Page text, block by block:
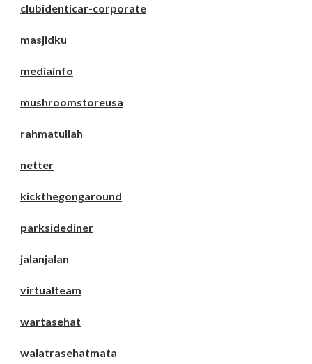
clubidenticar-corporate
masjidku
mediainfo
mushroomstoreusa
rahmatullah
netter
kickthegongaround
parksidediner
jalanjalan
virtualteam
wartasehat
walatrasehatmata